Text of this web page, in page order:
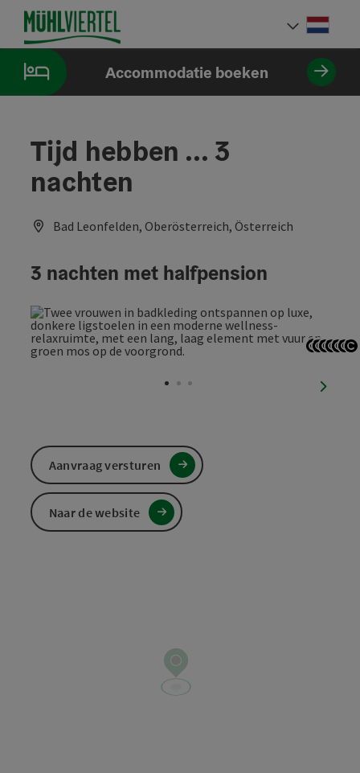
InhoudAccesskey
[0]
NavigatieAccesskey
[1]
PaginabeginAccesskey
[2]
Accommodatie boeken
Tijd hebben ... 3
nachten
Bad Leonfelden, Oberösterreich, Österreich
3 nachten met halfpension
Aanvraag versturen
Naar de website